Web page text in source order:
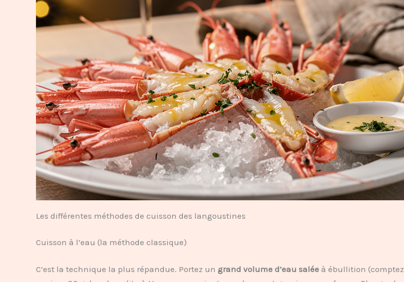
Les différentes méthodes de cuisson des langoustines
Cuisson à l’eau (la méthode classique)
C’est la technique la plus répandue. Portez un grand volume d’eau salée à ébullition (comptez